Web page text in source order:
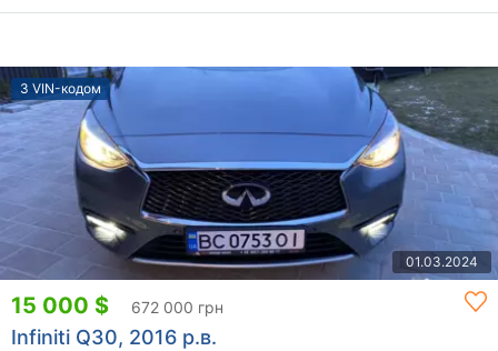
З VIN-кодом
01.03.2024
15 000 $ 672 000 грн
Infiniti Q30, 2016 р.в.